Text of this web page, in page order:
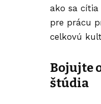
ako sa
pre prácu
celkovú
Bojujte
štúdia